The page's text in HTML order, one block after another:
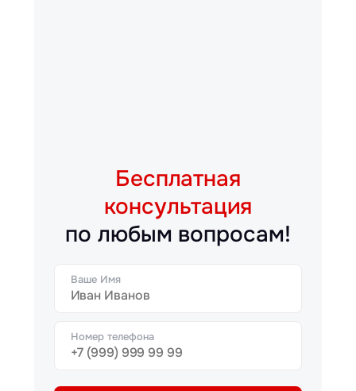
Бесплатная
консультация
по любым вопросам!
Ваше Имя
Номер телефона